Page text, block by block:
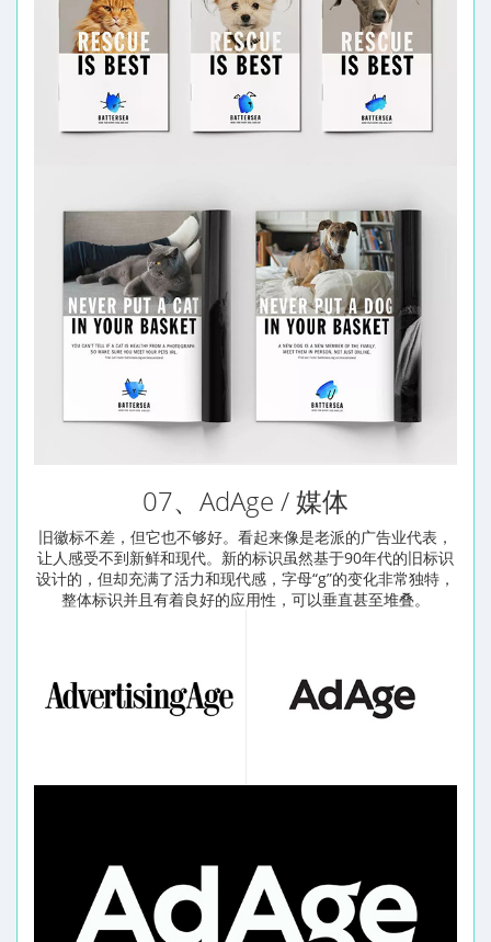
07、AdAge / 媒体
旧徽标不差，但它也不够好。看起来像是老派的广告业代表，
让人感受不到新鲜和现代。新的标识虽然基于90年代的旧标识
设计的，但却充满了活力和现代感，字母“g”的变化非常独特，
整体标识并且有着良好的应用性，可以垂直甚至堆叠。